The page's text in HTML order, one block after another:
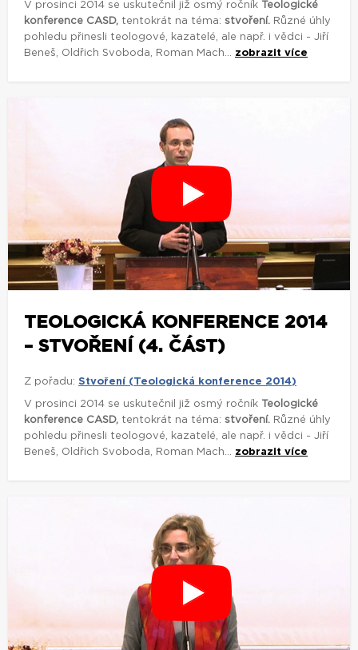
V prosinci 2014 se uskutečnil již osmý ročník Teologické
konference CASD, tentokrát na téma: stvoření. Různé úhly
pohledu přinesli teologové, kazatelé, ale např. i vědci - Jiří
Beneš, Oldřich Svoboda, Roman Mach... zobrazit více
TEOLOGICKÁ KONFERENCE 2014
– STVOŘENÍ (4. ČÁST)
Z pořadu: Stvoření (Teologická konference 2014)
V prosinci 2014 se uskutečnil již osmý ročník Teologické
konference CASD, tentokrát na téma: stvoření. Různé úhly
pohledu přinesli teologové, kazatelé, ale např. i vědci - Jiří
Beneš, Oldřich Svoboda, Roman Mach... zobrazit více